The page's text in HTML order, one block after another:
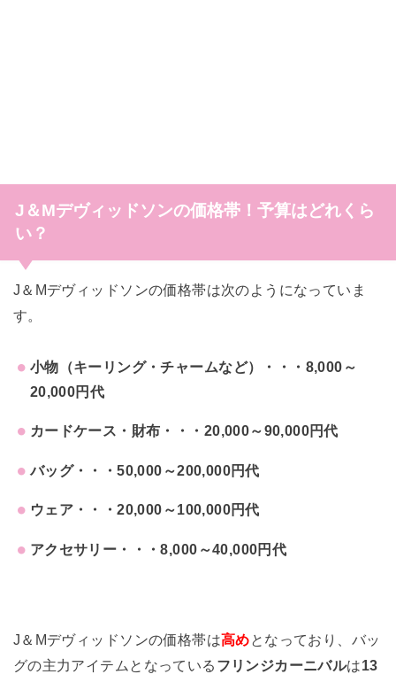
J＆Mデヴィッドソンの価格帯！予算はどれくら
い？
J＆Mデヴィッドソンの価格帯は次のようになっていま
す。
小物（キーリング・チャームなど）・・・8,000～
20,000円代
カードケース・財布・・・20,000～90,000円代
バッグ・・・50,000～200,000円代
ウェア・・・20,000～100,000円代
アクセサリー・・・8,000～40,000円代
J＆Mデヴィッドソンの価格帯は高めとなっており、バッ
グの主力アイテムとなっている フリンジカーニバルは13